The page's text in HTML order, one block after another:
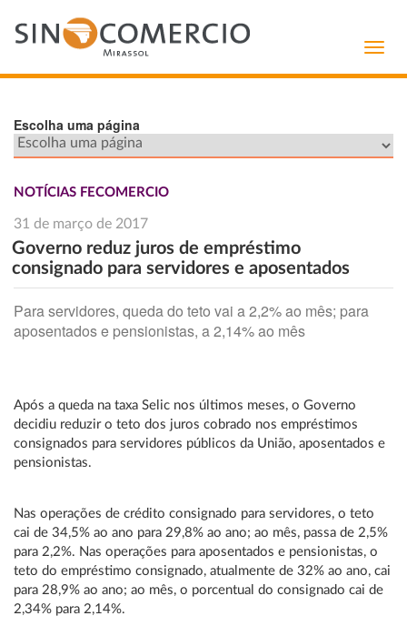
Escolha uma página
NOTÍCIAS FECOMERCIO
31 de março de 2017
Governo reduz juros de empréstimo
consignado para servidores e aposentados
Para servidores, queda do teto vai a 2,2% ao mês; para
aposentados e pensionistas, a 2,14% ao mês
Após a queda na taxa Selic nos últimos meses, o Governo
decidiu reduzir o teto dos juros cobrado nos empréstimos
consignados para servidores públicos da União, aposentados e
pensionistas.
Nas operações de crédito consignado para servidores, o teto
cai de 34,5% ao ano para 29,8% ao ano; ao mês, passa de 2,5%
para 2,2%. Nas operações para aposentados e pensionistas, o
teto do empréstimo consignado, atualmente de 32% ao ano, cai
para 28,9% ao ano; ao mês, o porcentual do consignado cai de
2,34% para 2,14%.